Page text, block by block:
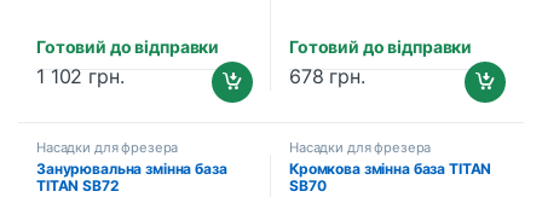
Готовий до відправки
1 102 грн.
Готовий до відправки
678 грн.
Насадки для фрезера
Занурювальна змінна база
TITAN SB72
Насадки для фрезера
Кромкова змінна база TITAN
SB70